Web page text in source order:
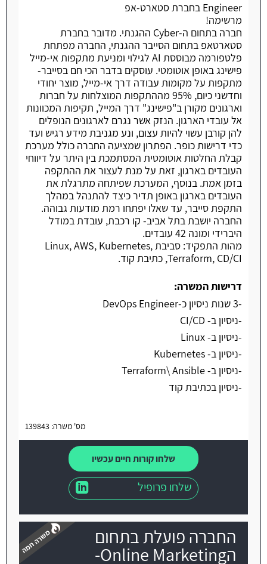
Engineer בחברת סטארט-אפ
מרשימה!
חברה בתחום ה-Cyber ההגנתי. מדובר בחברת
סטארטאפ בתחום הסייבר ההגנתי, החברה מפתחת
פלטפורמה מבוססת AI לגילוי ומניעת מתקפות אי-מייל
פישינג באופן אוטומטי. עוסקים בדבר הכי חם בסייבר-
מתקפות על מקומות עבודה דרך אי-מייל, מוצר יחודי
וחדשני כיום, 95% מההתקפות המוצלחות על חברות
וארגונים מקורן ב"פישינג" דרך המייל, תקיפות המכוונות
אל עובדי הארגון. הנזק אשר נגרם לארגונים הנופלים
להן קורבן עשוי להיות עצום, ונע מגניבת מידע רגיש ועד
כדי דרישות כופר. הפתרון שמציעה החברה כולל מערכת
קבלת החלטות אוטומטית המסתמכת בין היתר על דיווחי
העובדים בארגון, זאת על מנת לעצור את ההתקפה
בזמן אמת. בנוסף, המערכת שפיתחה מתרגלת את
העובדים בארגון באופן תדיר כיצד להתנהל במהלך
התקפת סייבר, עד שאלו יפתחו רמת מודעות גבוהה.
החברה יושבת בתל אביב- קו רכבת, עובדת במודל
היברידי ומונה 42 עובדים.
מהות התפקיד: סביבת Linux, AWS, Kubernetes,
Terraform, CD/CI, כתיבת קוד.
דרישות המשרה:
-3 שנות ניסיון כ-DevOps Engineer
-ניסיון ב- CI/CD
-ניסיון ב- Linux
-ניסיון ב- Kubernetes
-ניסיון ב- Terraform\ Ansible
-ניסיון בכתיבת קוד
מס' משרה: 139843
שלחו קורות חיים עכשיו
שלחו פרופיל
החברה פועלת בתחום
הOnline Marketing-